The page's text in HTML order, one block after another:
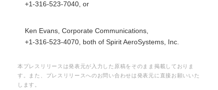
+1-316-523-7040, or
Ken Evans, Corporate Communications,
+1-316-523-4070, both of Spirit AeroSystems, Inc.
本プレスリリースは発表元が入力した原稿をそのまま掲載しておりま
す。また、プレスリリースへのお問い合わせは発表元に直接お願いいた
します。